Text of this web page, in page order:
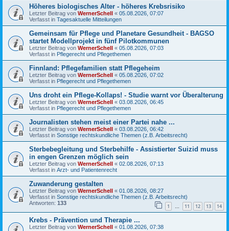
Höheres biologisches Alter - höheres Krebsrisiko
Letzter Beitrag von WernerSchell « 05.08.2026, 07:07
Verfasst in Tagesaktuelle Mitteilungen
Gemeinsam für Pflege und Planetare Gesundheit - BAGSO
startet Modellprojekt in fünf Pilotkommunen
Letzter Beitrag von WernerSchell « 05.08.2026, 07:03
Verfasst in Pflegerecht und Pflegethemen
Finnland: Pflegefamilien statt Pflegeheim
Letzter Beitrag von WernerSchell « 05.08.2026, 07:02
Verfasst in Pflegerecht und Pflegethemen
Uns droht ein Pflege-Kollaps! - Studie warnt vor Überalterung
Letzter Beitrag von WernerSchell « 03.08.2026, 06:45
Verfasst in Pflegerecht und Pflegethemen
Journalisten stehen meist einer Partei nahe ...
Letzter Beitrag von WernerSchell « 03.08.2026, 06:42
Verfasst in Sonstige rechtskundliche Themen (z.B. Arbeitsrecht)
Sterbebegleitung und Sterbehilfe - Assistierter Suizid muss
in engen Grenzen möglich sein
Letzter Beitrag von WernerSchell « 02.08.2026, 07:13
Verfasst in Arzt- und Patientenrecht
Zuwanderung gestalten
Letzter Beitrag von WernerSchell « 01.08.2026, 08:27
Verfasst in Sonstige rechtskundliche Themen (z.B. Arbeitsrecht)
Antworten: 133 1 … 11 12 13 14
Krebs - Prävention und Therapie ...
Letzter Beitrag von WernerSchell « 01.08.2026, 07:38